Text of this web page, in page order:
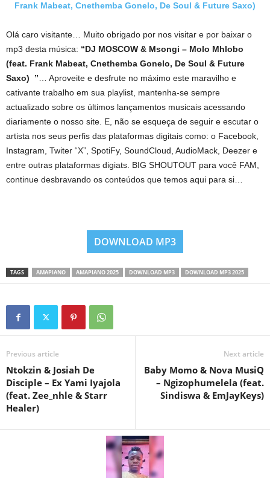
Frank Mabeat, Cnethemba Gonelo, De Soul & Future Saxo)
Olá caro visitante… Muito obrigado por nos visitar e por baixar o
mp3 desta música: “DJ MOSCOW & Msongi – Molo Mhlobo
(feat. Frank Mabeat, Cnethemba Gonelo, De Soul & Future
Saxo) ” … Aproveite e desfrute no máximo este maravilho e
cativante trabalho em sua playlist, mantenha-se sempre
actualizado sobre os últimos lançamentos musicais acessando
diariamente o nosso site. E, não se esqueça de seguir e escutar o
artista nos seus perfis das plataformas digitais como: o Facebook,
Instagram, Twiter “X”, SpotiFy, SoundCloud, AudioMack, Deezer e
entre outras plataformas digiats. BIG SHOUTOUT para você FAM,
continue desbravando os conteúdos que temos aqui para si…
DOWNLOAD MP3
TAGS AMAPIANO AMAPIANO 2025 DOWNLOAD MP3 DOWNLOAD MP3 2025
Previous article
Ntokzin & Josiah De
Disciple – Ex Yami Iyajola
(feat. Zee_nhle & Starr
Healer)
Next article
Baby Momo & Nova MusiQ
– Ngizophumelela (feat.
Sindiswa & EmJayKeys)